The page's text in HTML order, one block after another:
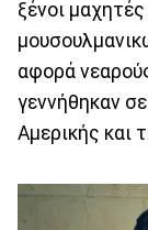
ξένοι
αφορά
γεννήθηκαν
Αμερικής και